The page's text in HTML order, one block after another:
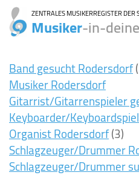
ZENTRALES MUSIKERREGISTER DER
Musiker-in-
Band gesucht Rodersdorf
Musiker Rodersdorf
Gitarrist/Gitarrenspieler
Keyboarder/
Organist Rodersdorf(3)
Schlagzeuger/Drummer
Schlagzeuger/Drummer